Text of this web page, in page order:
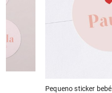
Pequeno sticker bebé